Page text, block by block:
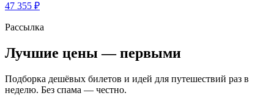
47 355 ₽
Рассылка
Лучшие цены — первыми
Подборка дешёвых билетов и идей для путешествий раз в
неделю. Без спама — честно.